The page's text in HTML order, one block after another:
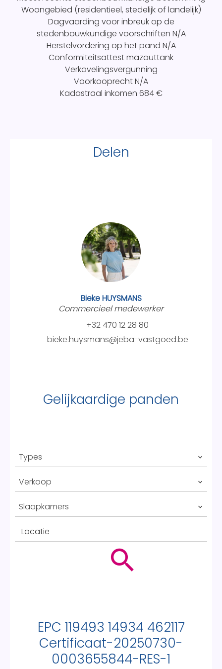
Woongebied (residentieel, stedelijk of landelijk)
Dagvaarding voor inbreuk op de
stedenbouwkundige voorschriften N/A
Herstelvordering op het pand N/A
Conformiteitsattest mazouttank
Verkavelingsvergunning
VoorkooprechtN/A
Kadastraal inkomen 684 €
Delen
Bieke HUYSMANS
Commercieel medewerker
+32 470 12 28 80
bieke.huysmans@jeba-vastgoed.be
Gelijkaardige panden
Types
Verkoop
Slaapkamers
Locatie
EPC 119493 14934 462117
Certificaat-20250730-
0003655844-RES-1